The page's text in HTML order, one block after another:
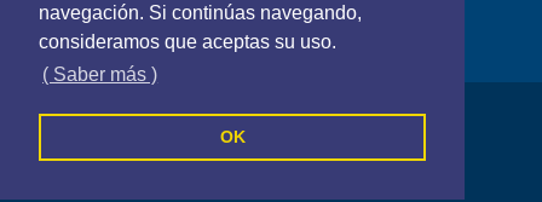
navegación. Si continúas navegando,
consideramos que aceptas su uso.
( Saber más )
OK
Fincas Damacri - All rights reserved
Privacy Policy